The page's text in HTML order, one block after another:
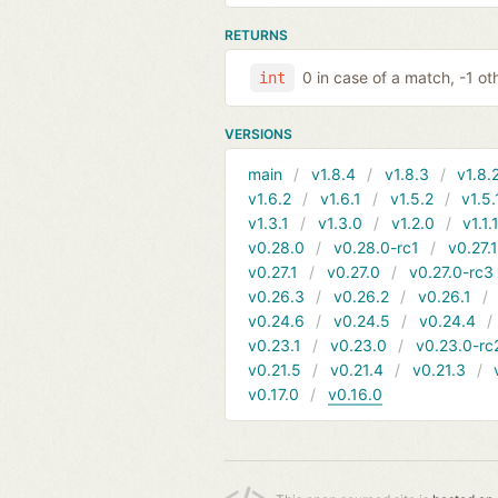
RETURNS
int 0 in case of a match, -1
VERSIONS
main v1.8.4 v1.8.3
v1.6.2
v1.6.1 v1.5.2
v1.3.1
v1.3.0 v1.2.0
v0.28.0
v0.28.0-rc1
v0.27.1
v0.27.0
v0.27.0-rc3
v0.26.3
v0.26.2
v0.26.1
v0.24.6
v0.24.5
v0.24.4
v0.23.1
v0.23.0
v0.23.0-
v0.21.5
v0.21.4 v0.21.3
v0.17.0
v0.16.0